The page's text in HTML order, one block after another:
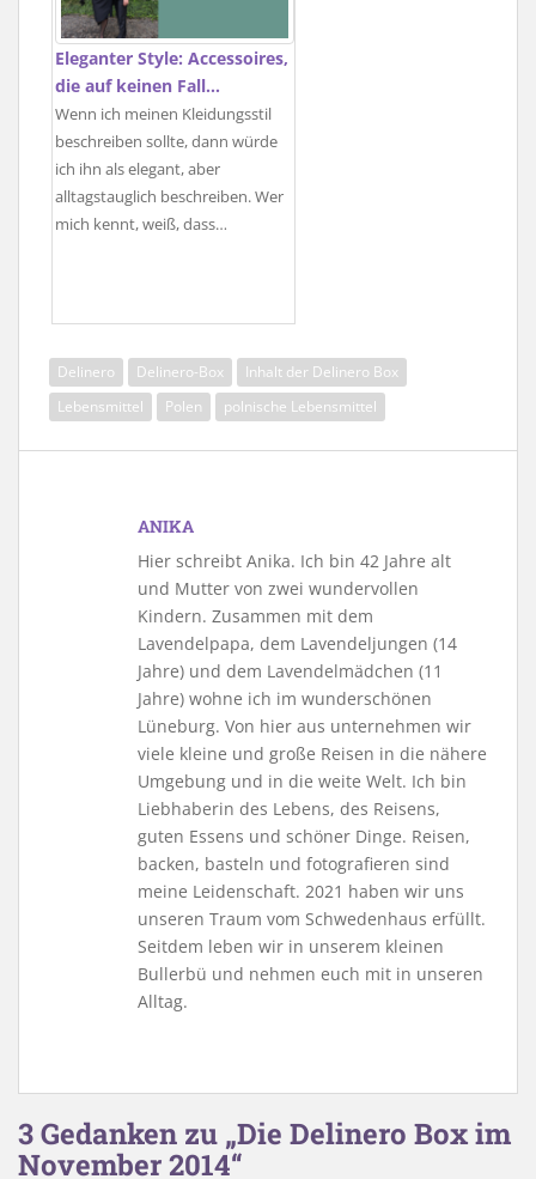
Eleganter Style: Accessoires,
die auf keinen Fall…
Wenn ich meinen Kleidungsstil
beschreiben sollte, dann würde
ich ihn als elegant, aber
alltagstauglich beschreiben. Wer
mich kennt, weiß, dass…
Delinero Delinero-Box
Inhalt der Delinero Box
Lebensmittel
Polen polnische Lebensmittel
ANIKA
Hier schreibt Anika. Ich bin 42 Jahre alt
und Mutter von zwei wundervollen
Kindern. Zusammen mit dem
Lavendelpapa, dem Lavendeljungen (14
Jahre) und dem Lavendelmädchen (11
Jahre) wohne ich im wunderschönen
Lüneburg. Von hier aus unternehmen wir
viele kleine und große Reisen in die nähere
Umgebung und in die weite Welt. Ich bin
Liebhaberin des Lebens, des Reisens,
guten Essens und schöner Dinge. Reisen,
backen, basteln und fotografieren sind
meine Leidenschaft. 2021 haben wir uns
unseren Traum vom Schwedenhaus erfüllt.
Seitdem leben wir in unserem kleinen
Bullerbü und nehmen euch mit in unseren
Alltag.
3 Gedanken zu „Die Delinero Box im
November 2014“